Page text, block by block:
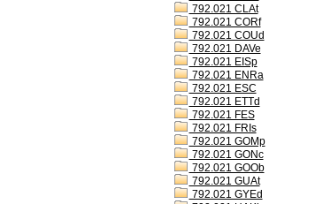
792.021 CLAt
792.021 CORf
792.021 COUd
792.021 DAVe
792.021 EISp
792.021 ENRa
792.021 ESC
792.021 ETTd
792.021 FES
792.021 FRIs
792.021 GOMp
792.021 GONc
792.021 GOOb
792.021 GUAt
792.021 GYEd